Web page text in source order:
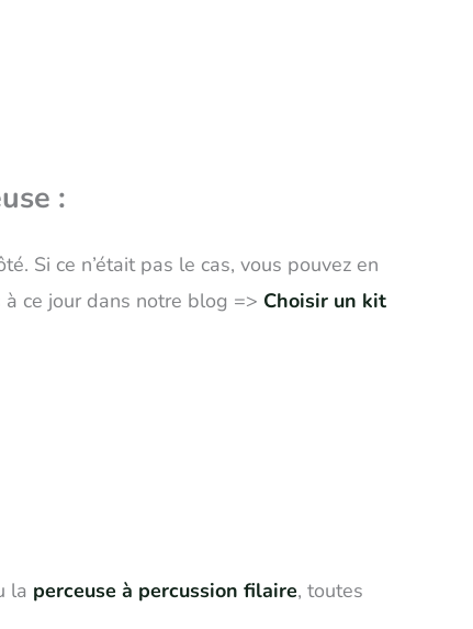
:
Si ce n’était pas le cas, vous pouvez en
ce jour dans notre blog => Choisir un kit
la perceuse à percussion filaire, toutes